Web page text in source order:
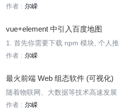
作者 : 尔嵘
vue+element 中引入百度地图
1. 首先你需要下载 npm 模块, 个人
p –save 这样你的 package.json 文
作者 : 尔嵘
最火前端 Web 组态软件 (可视化)
随着物联网、大数据等技术高速发展
人工智能（AI）时代的方向不断迈进
作者 : 尔嵘